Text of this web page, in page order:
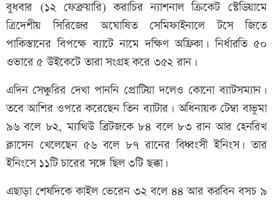
বুধবার (১২ ফেব্রুয়ারি) করাচির ন্যাশনাল ক্রিকেট স্টেডিয়ামে
ত্রিদেশীয় সিরিজের অঘোষিত সেমিফাইনালে টসে জিতে
পাকিস্তানের বিপক্ষে ব্যাটে নামে দক্ষিণ অফ্রিকা। নির্ধারতি ৫০
ওভারে ৫ উইকেটে তারা সংগ্রহ করে ৩৫২ রান।
এদিন সেঞ্চুরির দেখা পাননি প্রোটিয়া দলেও কোনো ব্যাটসম্যান।
তবে আশির ওপরে করেছেন তিন ব্যাটার। অধিনায়ক টেম্বা বাভুমা
৯৬ বলে ৮২, ম্যাথিউ ব্রিটজকে ৮৪ বলে ৮৩ রান আর হেনরিখ
ক্লাসেন খেলেছেন ৫৬ বলে ৮৭ রানের বিধ্বংসী ইনিংস। তার
ইনিংসে ১১টি চারের সঙ্গে ছিল ৩টি ছক্কা।
এছাড়া শেষদিকে কাইল ভেরেন ৩২ বলে ৪৪ আর করবিন বসচ ৯